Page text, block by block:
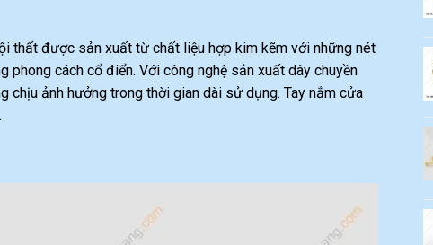
thất được sản xuất từ chất liệu hợp kim kẽm với những nét
phong cách cổ điển. Với công nghệ sản xuất dây chuyền
chịu ảnh hưởng trong thời gian dài sử dụng. Tay nắm cửa